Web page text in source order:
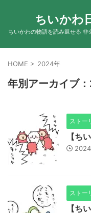
ちいかわ
ちいかわの物語を読み返せる 非
HOME > 2024年
年別アーカイブ
ストー
【ち
ストー
【ち